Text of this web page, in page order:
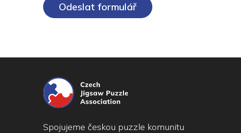
Odeslat formulář
Spojujeme českou puzzle komunitu